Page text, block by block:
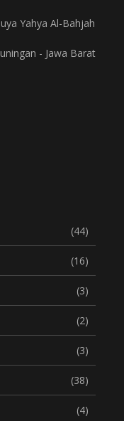
Yahya Al-Bahjah
- Jawa Barat
(44)
(16)
(3)
(2)
(3)
(38)
(4)